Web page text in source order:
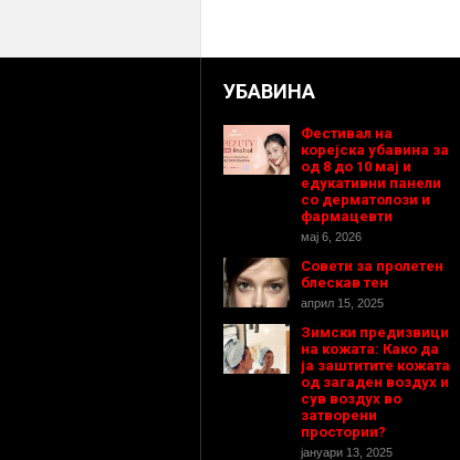
УБАВИНА
Фестивал на
корејска убавина за
од 8 до 10 мај и
едукативни панели
со дерматолози и
фармацевти
мај 6, 2026
Совети за пролетен
блескав тен
април 15, 2025
Зимски предизвици
на кожата: Како да
ја заштитите кожата
од загаден воздух и
сув воздух во
затворени
простории?
јануари 13, 2025